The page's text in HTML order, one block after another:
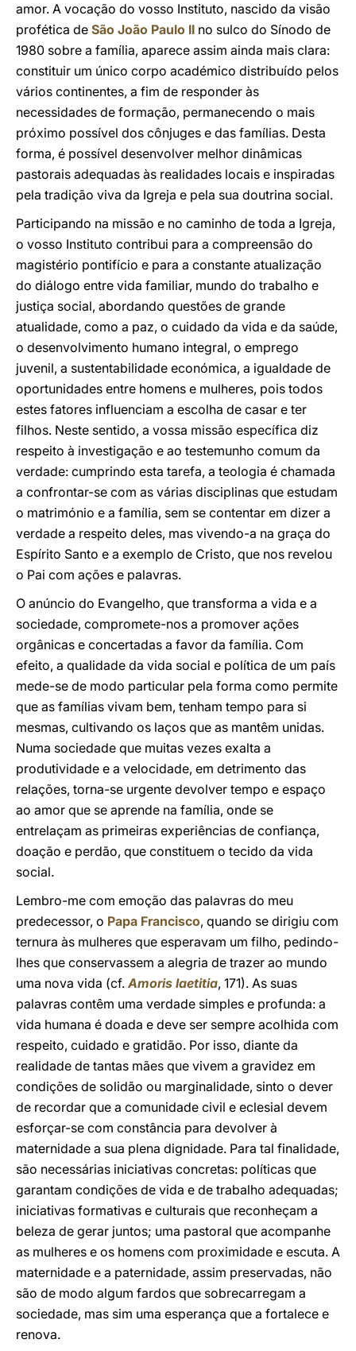
amor. A vocação do vosso Instituto, nascido da visão
profética de São João Paulo II no sulco do Sínodo de
1980 sobre a família, aparece assim ainda mais clara:
constituir um único corpo académico distribuído pelos
vários continentes, a fim de responder às
necessidades de formação, permanecendo o mais
próximo possível dos cônjuges e das famílias. Desta
forma, é possível desenvolver melhor dinâmicas
pastorais adequadas às realidades locais e inspiradas
pela tradição viva da Igreja e pela sua doutrina social.
Participando na missão e no caminho de toda a Igreja,
o vosso Instituto contribui para a compreensão do
magistério pontifício e para a constante atualização
do diálogo entre vida familiar, mundo do trabalho e
justiça social, abordando questões de grande
atualidade, como a paz, o cuidado da vida e da saúde,
o desenvolvimento humano integral, o emprego
juvenil, a sustentabilidade económica, a igualdade de
oportunidades entre homens e mulheres, pois todos
estes fatores influenciam a escolha de casar e ter
filhos. Neste sentido, a vossa missão específica diz
respeito à investigação e ao testemunho comum da
verdade: cumprindo esta tarefa, a teologia é chamada
a confrontar-se com as várias disciplinas que estudam
o matrimónio e a família, sem se contentar em dizer a
verdade a respeito deles, mas vivendo-a na graça do
Espírito Santo e a exemplo de Cristo, que nos revelou
o Pai com ações e palavras.
O anúncio do Evangelho, que transforma a vida e a
sociedade, compromete-nos a promover ações
orgânicas e concertadas a favor da família. Com
efeito, a qualidade da vida social e política de um país
mede-se de modo particular pela forma como permite
que as famílias vivam bem, tenham tempo para si
mesmas, cultivando os laços que as mantêm unidas.
Numa sociedade que muitas vezes exalta a
produtividade e a velocidade, em detrimento das
relações, torna-se urgente devolver tempo e espaço
ao amor que se aprende na família, onde se
entrelaçam as primeiras experiências de confiança,
doação e perdão, que constituem o tecido da vida
social.
Lembro-me com emoção das palavras do meu
predecessor, o Papa Francisco, quando se dirigiu com
ternura às mulheres que esperavam um filho, pedindo-
lhes que conservassem a alegria de trazer ao mundo
uma nova vida (cf.Amoris laetitia, 171). As suas
palavras contêm uma verdade simples e profunda: a
vida humana é doada e deve ser sempre acolhida com
respeito, cuidado e gratidão. Por isso, diante da
realidade de tantas mães que vivem a gravidez em
condições de solidão ou marginalidade, sinto o dever
de recordar que a comunidade civil e eclesial devem
esforçar-se com constância para devolver à
maternidade a sua plena dignidade. Para tal finalidade,
são necessárias iniciativas concretas: políticas que
garantam condições de vida e de trabalho adequadas;
iniciativas formativas e culturais que reconheçam a
beleza de gerar juntos; uma pastoral que acompanhe
as mulheres e os homens com proximidade e escuta. A
maternidade e a paternidade, assim preservadas, não
são de modo algum fardos que sobrecarregam a
sociedade, mas sim uma esperança que a fortalece e
renova.